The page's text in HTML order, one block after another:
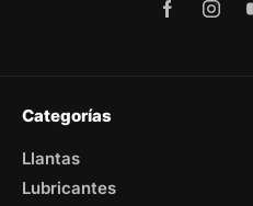
Categorías
Llantas
Lubricantes